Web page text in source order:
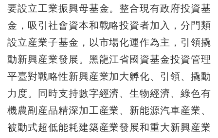
要設立工業振興母基金。整合現有政府投資基
金，吸引社會資本和戰略投資者加入，分門類
設立産業子基金，以市場化運作為主，引領撬
動新興産業發展。黑龍江省國資基金投資管理
平臺對戰略性新興産業加大孵化、引領、撬動
力度。同時支持數字經濟、生物經濟、綠色有
機農副産品精深加工産業、新能源汽車産業、
被動式超低能耗建築産業發展和重大新興産業